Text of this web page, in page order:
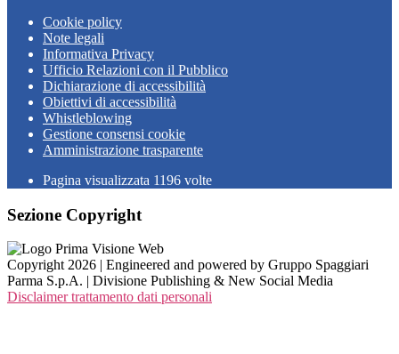
Cookie policy
Note legali
Informativa Privacy
Ufficio Relazioni con il Pubblico
Dichiarazione di accessibilità
Obiettivi di accessibilità
Whistleblowing
Gestione consensi cookie
Amministrazione trasparente
Pagina visualizzata 1196 volte
Sezione Copyright
Copyright 2026 | Engineered and powered by Gruppo Spaggiari
Parma S.p.A. | Divisione Publishing & New Social Media
Disclaimer trattamento dati personali